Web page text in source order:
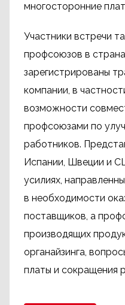
многосторонние
Участники встречи
профсоюзов в
зарегистрированы
компании, в
возможности
профсоюзами по
работников.
Испании, Швеции и
усилиях,
в необходимости
поставщиков, а
производящих
органайзинга,
платы и сокращения